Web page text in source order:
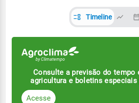
Timeline
Consulte a previsão do tempo
agricultura e boletins
Acesse